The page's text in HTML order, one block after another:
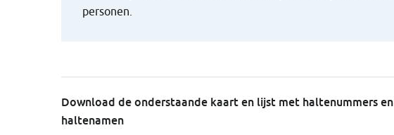
personen.
Download de onderstaande kaart en lijst met haltenummers en
haltenamen